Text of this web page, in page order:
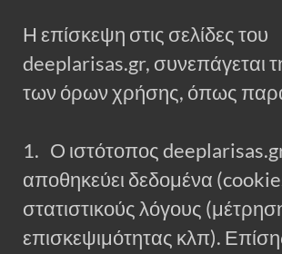
Η επίσκεψη στις σελίδες του
deeplarisas.gr, συνεπάγεται
των όρων χρήσης, όπως
1. Ο ιστότοπος
αποθηκεύει δεδομένα
στατιστικούς λόγους
επισκεψιμότητας κλπ).